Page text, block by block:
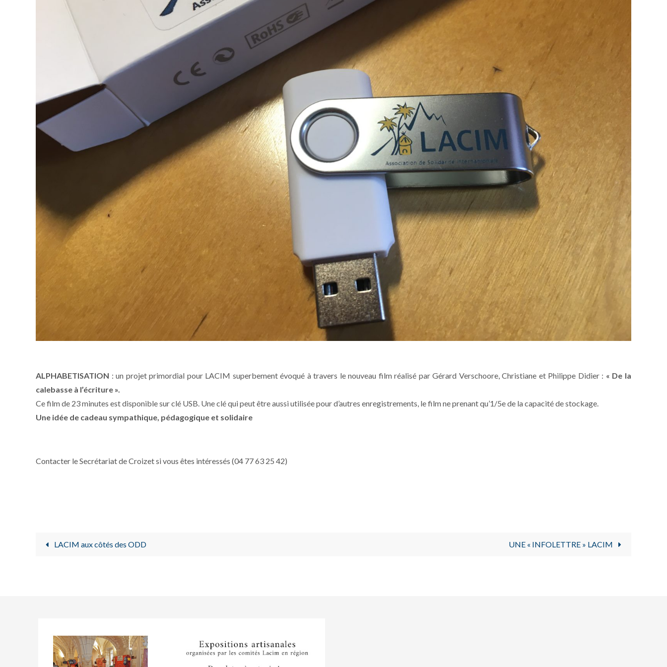
ALPHABETISATION : un projet primordial pour LACIM superbement évoqué à travers le nouveau film réalisé par Gérard Verschoore, Christiane et Philippe Didier : « De la
calebasse à l’écriture ».
Ce film de 23 minutes est disponible sur clé USB. Une clé qui peut être aussi utilisée pour d’autres enregistrements, le film ne prenant qu’1/5e de la capacité de stockage.
Une idée de cadeau sympathique, pédagogique et solidaire
Contacter le Secrétariat de Croizet si vous êtes intéressés (04 77 63 25 42)
LACIM aux côtés des ODD UNE « INFOLETTRE » LACIM